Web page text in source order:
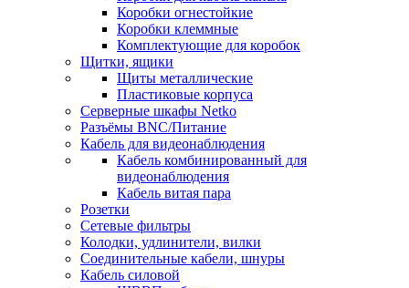
Коробки огнестойкие
Коробки клеммные
Комплектующие для коробок
Щитки, ящики
Щиты металлические
Пластиковые корпуса
Серверные шкафы Netko
Разъёмы BNC/Питание
Кабель для видеонаблюдения
Кабель комбинированный для
видеонаблюдения
Кабель витая пара
Розетки
Сетевые фильтры
Колодки, удлинители, вилки
Соединительные кабели, шнуры
Кабель силовой